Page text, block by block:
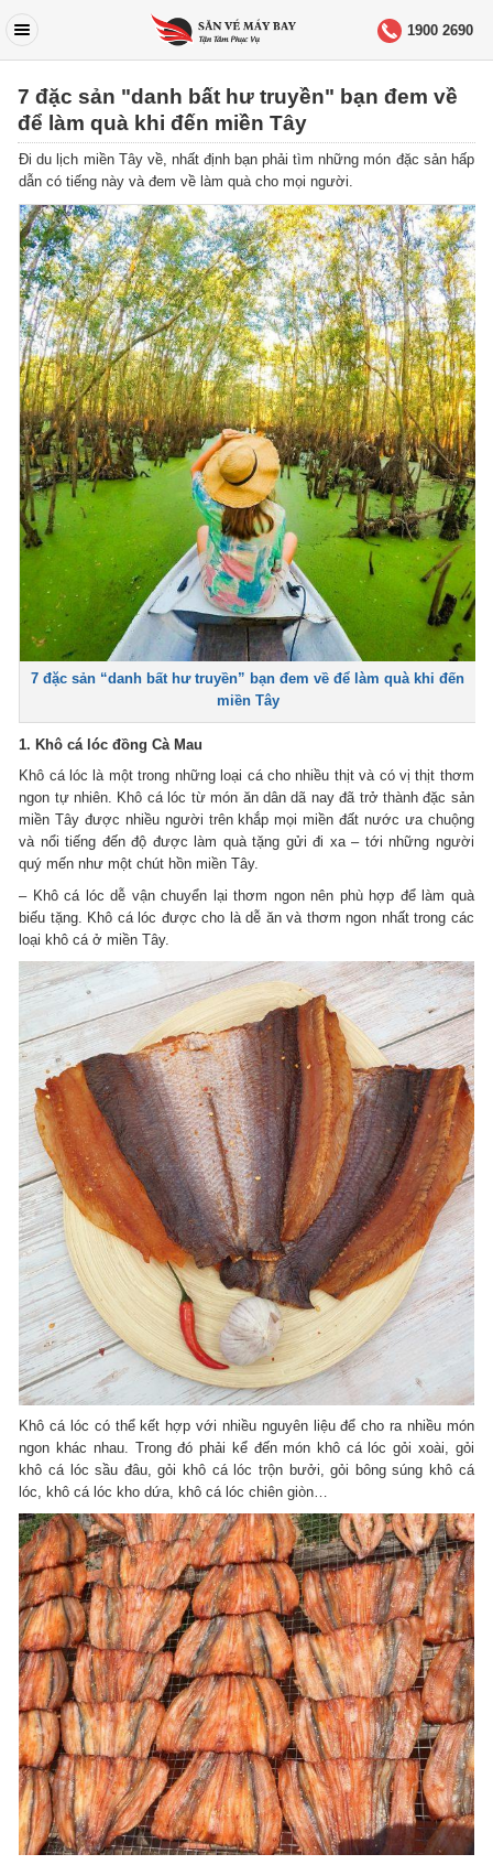
1900 2690
7 đặc sản "danh bất hư truyền" bạn đem về
để làm quà khi đến miền Tây
Đi du lịch miền Tây về, nhất định bạn phải tìm những món đặc sản hấp
dẫn có tiếng này và đem về làm quà cho mọi người.
7 đặc sản “danh bất hư truyền” bạn đem về để làm quà khi đến
miền Tây
1. Khô cá lóc đồng Cà Mau
Khô cá lóc là một trong những loại cá cho nhiều thịt và có vị thịt thơm
ngon tự nhiên. Khô cá lóc từ món ăn dân dã nay đã trở thành đặc sản
miền Tây được nhiều người trên khắp mọi miền đất nước ưa chuộng
và nổi tiếng đến độ được làm quà tặng gửi đi xa – tới những người
quý mến như một chút hồn miền Tây.
– Khô cá lóc dễ vận chuyển lại thơm ngon nên phù hợp để làm quà
biếu tặng. Khô cá lóc được cho là dễ ăn và thơm ngon nhất trong các
loại khô cá ở miền Tây.
Khô cá lóc có thể kết hợp với nhiều nguyên liệu để cho ra nhiều món
ngon khác nhau. Trong đó phải kể đến món khô cá lóc gỏi xoài, gỏi
khô cá lóc sầu đâu, gỏi khô cá lóc trộn bưởi, gỏi bông súng khô cá
lóc, khô cá lóc kho dứa, khô cá lóc chiên giòn…